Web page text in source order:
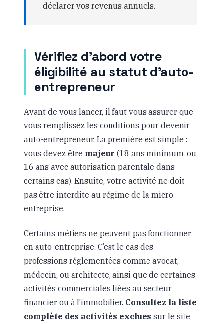
déclarer vos revenus annuels.
Vérifiez d’abord votre
éligibilité au statut d’auto-
entrepreneur
Avant de vous lancer, il faut vous assurer que
vous remplissez les conditions pour devenir
auto-entrepreneur. La première est simple :
vous devez être majeur (18 ans minimum, ou
16 ans avec autorisation parentale dans
certains cas). Ensuite, votre activité ne doit
pas être interdite au régime de la micro-
entreprise.
Certains métiers ne peuvent pas fonctionner
en auto-entreprise. C’est le cas des
professions réglementées comme avocat,
médecin, ou architecte, ainsi que de certaines
activités commerciales liées au secteur
financier ou à l’immobilier. Consultez la liste
complète des activités exclues sur le site